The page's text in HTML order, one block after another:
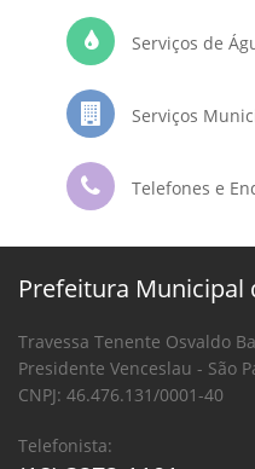
Serviços de
Serviços
Telefones e
Prefeitura Municipal
Travessa Tenente Osvaldo
Presidente Venceslau - São
CNPJ: 46.476.131/0001-40
Telefonista: